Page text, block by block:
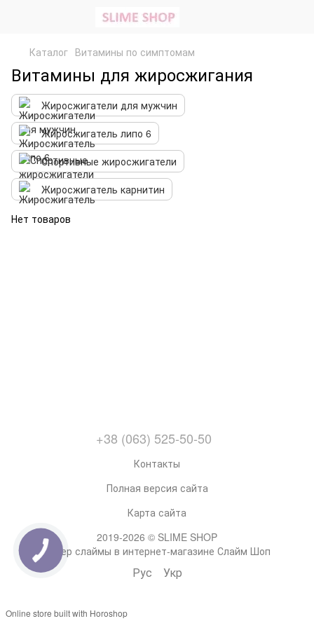
Каталог Витамины по симптомам
Витамины для жиросжигания
Жиросжигатели для мужчин
Жиросжигатель липо 6
Спортивные жиросжигатели
Жиросжигатель карнитин
Нет товаров
+38 (063) 525-50-50
Контакты
Полная версия сайта
Карта сайта
2019-2026 © SLIME SHOP
Супер слаймы в интернет-магазине Слайм Шоп
Рус Укр
Online store built with Horoshop